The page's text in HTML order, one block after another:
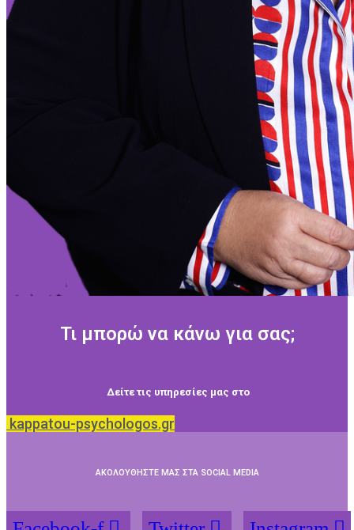
Τι μπορώ να κάνω για σας;
Δείτε τις υπηρεσίες μας στο
kappatou-psychologos.gr
ΑΚΟΛΟΥΘΗΣΤΕ ΜΑΣ ΣΤΑ SOCIAL MEDIA